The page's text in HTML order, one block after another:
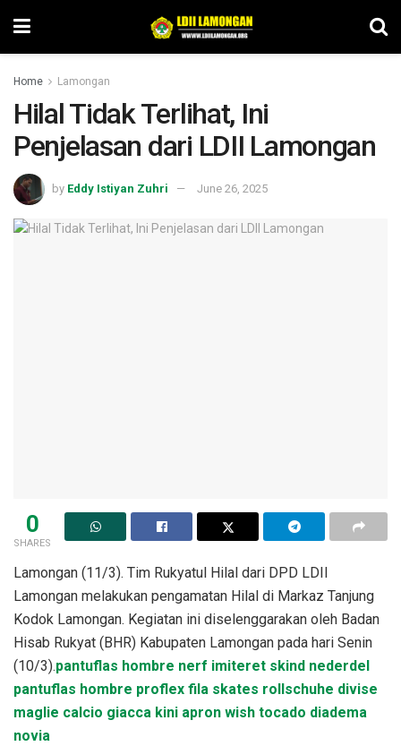
Home Lamongan
Hilal Tidak Terlihat, Ini
Penjelasan dari LDII Lamongan
by Eddy Istiyan Zuhri June 26, 2025
0
SHARES
Lamongan (11/3). Tim Rukyatul Hilal dari DPD LDII
Lamongan melakukan pengamatan Hilal di Markaz Tanjung
Kodok Lamongan. Kegiatan ini diselenggarakan oleh Badan
Hisab Rukyat (BHR) Kabupaten Lamongan pada hari Senin
(10/3).pantuflas hombre nerf imiteret skind nederdel
pantuflas hombre proflex fila skates rollschuhe divise
maglie calcio giacca kini apron wish tocado diadema
novia